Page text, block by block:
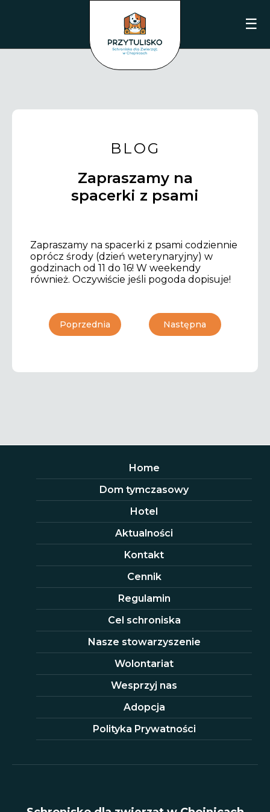
☰
BLOG
Zapraszamy na
spacerki z psami
Zapraszamy na spacerki z psami codziennie
oprócz środy (dzień weterynaryjny) w
godzinach od 11 do 16! W weekendy
również. Oczywiście jeśli pogoda dopisuje!
Poprzednia Następna
Home
Dom tymczasowy
Hotel
Aktualności
Kontakt
Cennik
Regulamin
Cel schroniska
Nasze stowarzyszenie
Wolontariat
Wesprzyj nas
Adopcja
Polityka Prywatności